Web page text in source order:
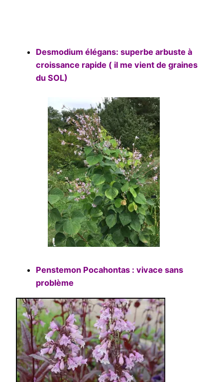
Desmodium élégans: superbe arbuste à
croissance rapide ( il me vient de graines
du SOL)
Penstemon Pocahontas : vivace sans
problème